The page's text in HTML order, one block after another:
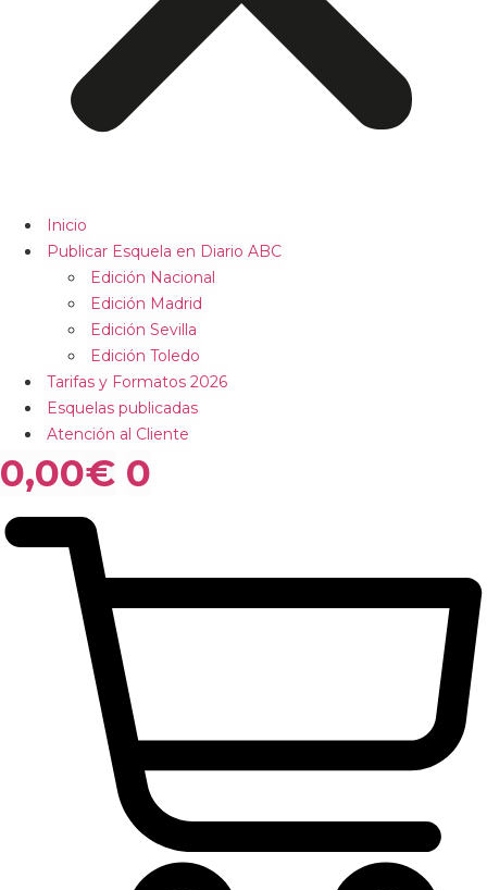
Inicio
Publicar Esquela en Diario ABC
Edición Nacional
Edición Madrid
Edición Sevilla
Edición Toledo
Tarifas y Formatos 2026
Esquelas publicadas
Atención al Cliente
0,00€ 0